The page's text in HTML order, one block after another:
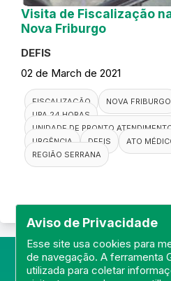
Aviso de Privacidade
Esse site usa cookies para
de navegação. A ferramenta
utilizada para coletar
Visita de Fiscalização
Nova Friburgo
DEFIS
02 de March de 2021
FISCALIZAÇÃO
NOVA FRIBURGO
UPA 24 HORAS
UNIDADE DE PRONTO
URGÊNCIA
DEFIS
ATO
REGIÃO SERRANA